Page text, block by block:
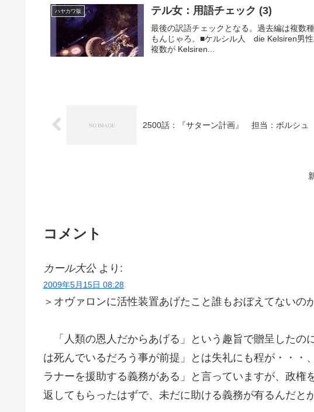
ハヤカワ版 テル女：用語チェック (3)
最後の訳語チェックとなる。過去編は複数
もんじゃろ。■ケルシル人 die Kelsiren男
複数が Kelsiren...
2500話：『サターン計画』 担当：ボルシュ
コメント
カール大公 より:
2009年5月15日 08:28
＞オヴァロンに活性装置あげたこと誰もおぼえてないの
「人類の恩人だからあげる」という趣旨で贈呈したの
は死んでいるだろう事が前提」とは失礼にも程が・・・
ラナーを援助する義務がある」と言っていますが、政権
返してもらったはずで、未だに助ける義務が有るんだと